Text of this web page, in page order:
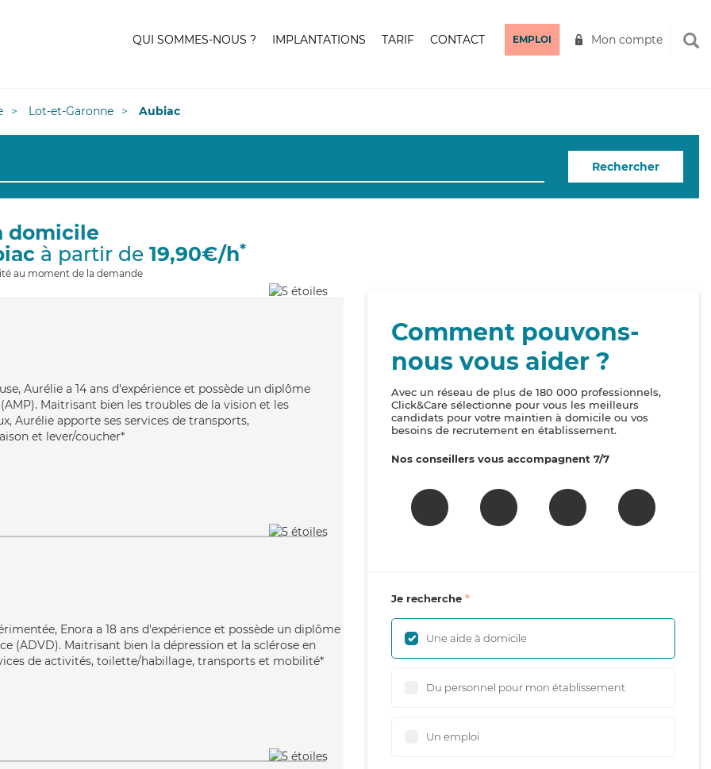
QUI SOMMES-NOUS ? IMPLANTATIONS TARIF CONTACT EMPLOI Mon compte
Lot-et-Garonne Aubiac
Rechercher
domicile
à partir de 19,90€/h*
au moment de la demande
Aurélie a 14 ans d'expérience et possède un diplôme
Maitrisant bien les troubles de la vision et les
Aurélie apporte ses services de transports,
et lever/coucher*
Enora a 18 ans d'expérience et possède un diplôme
(ADVD). Maitrisant bien la dépression et la sclérose en
de activités, toilette/habillage, transports et mobilité*
Comment pouvons-
nous vous aider ?
Avec un réseau de plus de 180 000 professionnels,
Click&Care sélectionne pour vous les meilleurs
candidats pour votre maintien à domicile ou vos
besoins de recrutement en établissement.
Nos conseillers vous accompagnent 7/7
Je recherche
Une aide à domicile
Du personnel pour mon établissement
Un emploi